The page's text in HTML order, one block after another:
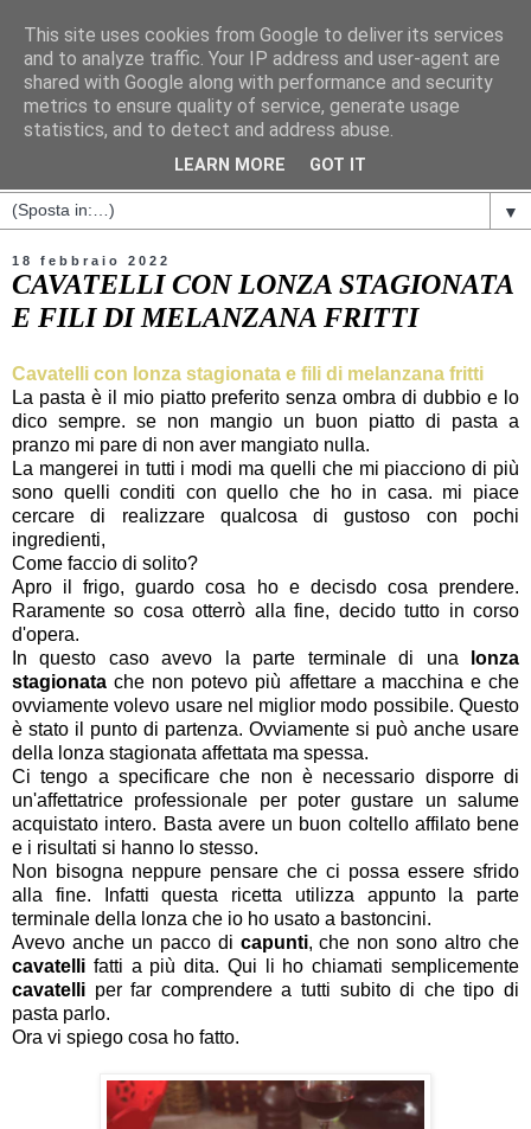
▼
18 febbraio 2022
CAVATELLI CON LONZA STAGIONATA
E FILI DI MELANZANA FRITTI
Cavatelli con lonza stagionata e fili di melanzana fritti
La pasta è il mio piatto preferito senza ombra di dubbio e lo
dico sempre. se non mangio un buon piatto di pasta a
pranzo mi pare di non aver mangiato nulla.
La mangerei in tutti i modi ma quelli che mi piacciono di più
sono quelli conditi con quello che ho in casa. mi piace
cercare di realizzare qualcosa di gustoso con pochi
ingredienti,
Come faccio di solito?
Apro il frigo, guardo cosa ho e decisdo cosa prendere.
Raramente so cosa otterrò alla fine, decido tutto in corso
d'opera.
In questo caso avevo la parte terminale di una
lonza
stagionata che non potevo più affettare a macchina e che
ovviamente volevo usare nel miglior modo possibile. Questo
è stato il punto di partenza. Ovviamente si può anche usare
della lonza stagionata affettata ma spessa.
Ci tengo a specificare che non è necessario disporre di
un'affettatrice professionale per poter gustare un salume
acquistato intero. Basta avere un buon coltello affilato bene
e i risultati si hanno lo stesso.
Non bisogna neppure pensare che ci possa essere sfrido
alla fine. Infatti questa ricetta utilizza appunto la parte
terminale della lonza che io ho usato a bastoncini.
Avevo anche un pacco di capunti, che non sono altro che
cavatelli fatti a più dita. Qui li ho chiamati semplicemente
cavatelli per far comprendere a tutti subito di che tipo di
pasta parlo.
Ora vi spiego cosa ho fatto.
This site uses cookies from Google to deliver its services
and to analyze traffic. Your IP address and user-agent are
shared with Google along with performance and security
metrics to ensure quality of service, generate usage
statistics, and to detect and address abuse.
LEARN MORE GOT IT